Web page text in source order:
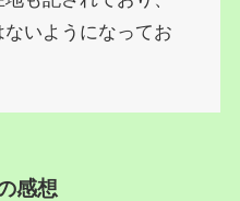
いようになってお
感想